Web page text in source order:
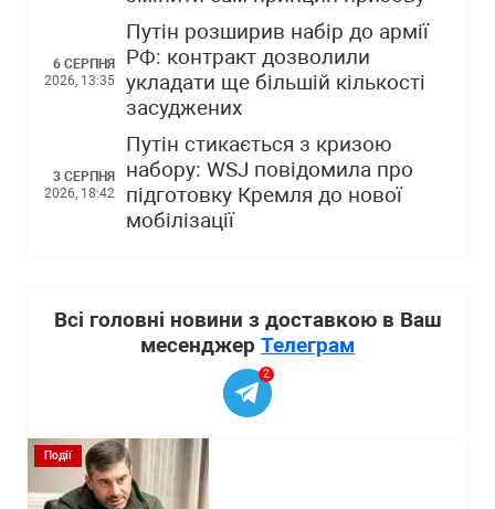
6 СЕРПНЯ
2026, 13:35
Путін розширив набір до армії
РФ: контракт дозволили
укладати ще більшій кількості
засуджених
3 СЕРПНЯ
2026, 18:42
Путін стикається з кризою
набору: WSJ повідомила про
підготовку Кремля до нової
мобілізації
Всі головні новини з доставкою в Ваш
месенджер Телеграм
2
Події